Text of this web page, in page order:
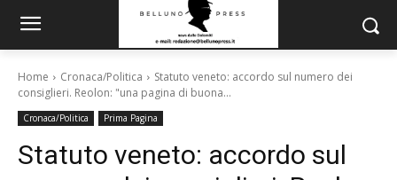
Home Cronaca/Politica
Statuto veneto: accordo sul numero dei
consiglieri. Reolon: "una pagina di buona...
Cronaca/Politica Prima Pagina
Statuto veneto: accordo sul